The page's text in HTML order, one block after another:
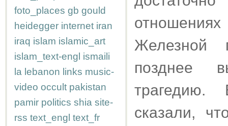
foto_places gb gould
heidegger internet iran
iraq islam islamic_art
islam_text-engl ismaili
la lebanon links music-
video occult pakistan
pamir politics shia site-
rss text_engl text_fr
Железной
позднее
трагедию.
сказали,